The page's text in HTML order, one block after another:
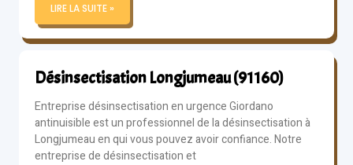
LIRE LA SUITE »
Désinsectisation Longjumeau (91160)
Entreprise désinsectisation en urgence Giordano
antinuisible est un professionnel de la désinsectisation à
Longjumeau en qui vous pouvez avoir confiance. Notre
entreprise de désinsectisation et